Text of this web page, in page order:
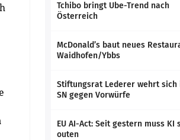
Tchibo bringt Ube-Trend nach
Österreich
McDonald’s baut neues
Waidhofen/Ybbs
Stiftungsrat Lederer wehrt sich
SN gegen Vorwürfe
EU AI-Act: Seit gestern muss KI
outen